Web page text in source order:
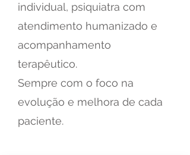
individual, psiquiatra com
atendimento humanizado e
acompanhamento
terapêutico.
Sempre com o foco na
evolução e melhora de cada
paciente.